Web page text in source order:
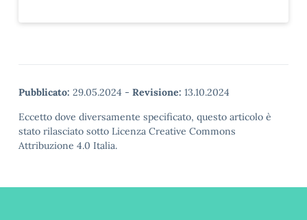
Pubblicato: 29.05.2024 - Revisione: 13.10.2024
Eccetto dove diversamente specificato, questo articolo è
stato rilasciato sotto Licenza Creative Commons
Attribuzione 4.0 Italia.